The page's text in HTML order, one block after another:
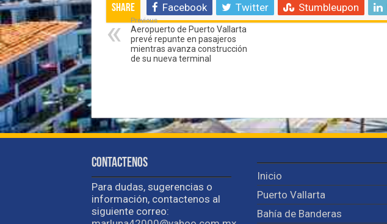
Share Facebook Twitter Stumbleupon
Previous
Aeropuerto de Puerto Vallarta
prevé repunte en pasajeros
mientras avanza construcción
de su nueva terminal
Contactenos
Para dudas, sugerencias o
información, contactenos al
siguiente correo:
Inicio
Puerto Vallarta
Bahía de Banderas